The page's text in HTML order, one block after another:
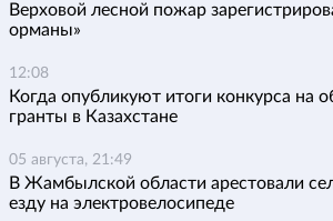
Верховой лесной пожар
орманы»
12:08
Когда опубликуют итоги конкурса на
гранты в Казахстане
05 августа, 21:49
В Жамбылской области арестовали
езду на электровелосипеде